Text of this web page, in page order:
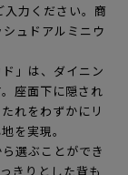
力ください。商
ュドアルミニウ
」は、ダイニン
座面下に隠され
れをわずかにリ
を実現。
選ぶことができ
きりとした背も